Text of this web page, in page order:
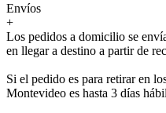
Envíos
+
Los pedidos a domicilio se
en llegar a destino a partir de
Si el pedido es para retirar en
Montevideo es hasta 3 días